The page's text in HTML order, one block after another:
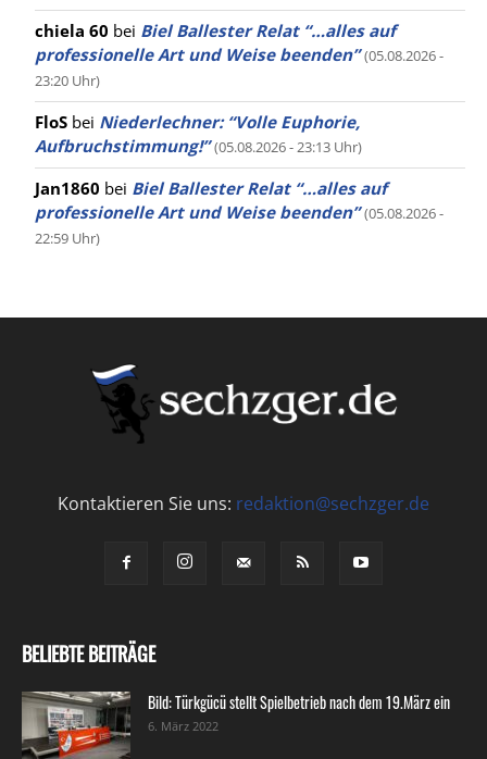
chiela 60 bei Biel Ballester Relat “…alles auf
professionelle Art und Weise beenden” (05.08.2026 -
23:20 Uhr)
FloS bei Niederlechner: “Volle Euphorie,
Aufbruchstimmung!” (05.08.2026 - 23:13 Uhr)
Jan1860 bei Biel Ballester Relat “…alles auf
professionelle Art und Weise beenden” (05.08.2026 -
22:59 Uhr)
Kontaktieren Sie uns: redaktion@sechzger.de
BELIEBTE BEITRÄGE
Bild: Türkgücü stellt Spielbetrieb nach dem 19.März ein
6. März 2022